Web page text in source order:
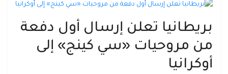
بريطانيا تعلن إرسال أول دفعة
من مروحيات «سي كينج» إلى
أوكرانيا